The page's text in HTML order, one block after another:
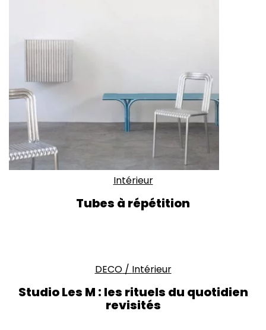
Intérieur
Tubes à répétition
DECO/ Intérieur
Studio Les M : les rituels du quotidien
revisités